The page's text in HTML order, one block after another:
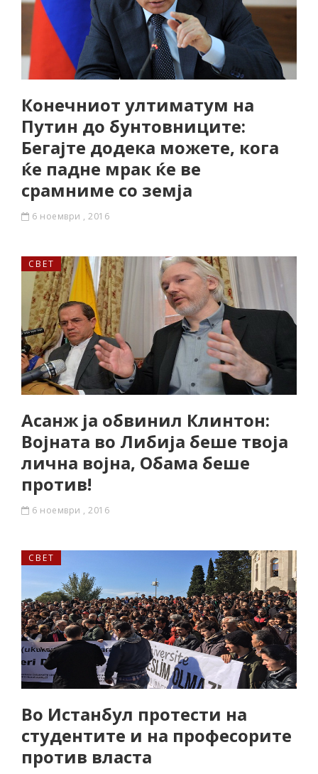
Конечниот ултиматум на
Путин до бунтовниците:
Бегајте додека можете, кога
ќе падне мрак ќе ве
срамниме со земја
6 ноември , 2016
СВЕТ
Асанж ја обвинил Клинтон:
Војната во Либија беше твоја
лична војна, Обама беше
против!
6 ноември , 2016
СВЕТ
Во Истанбул протести на
студентите и на професорите
против власта